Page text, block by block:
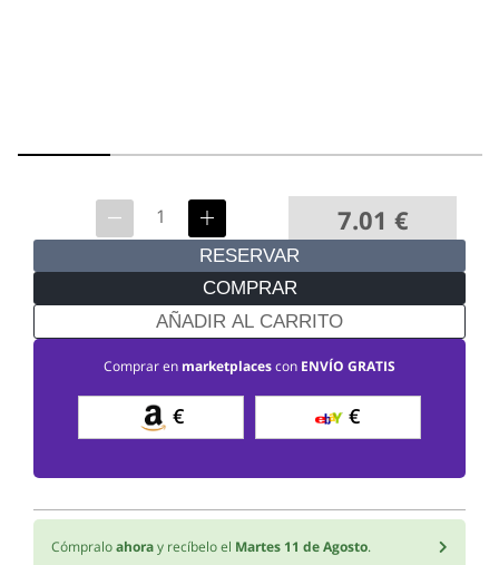
7.01 €
RESERVAR
COMPRAR
AÑADIR AL CARRITO
Comprar en marketplacescon ENVÍO GRATIS
€ €
Cómpraloahoray recíbelo el Martes 11 de Agosto.